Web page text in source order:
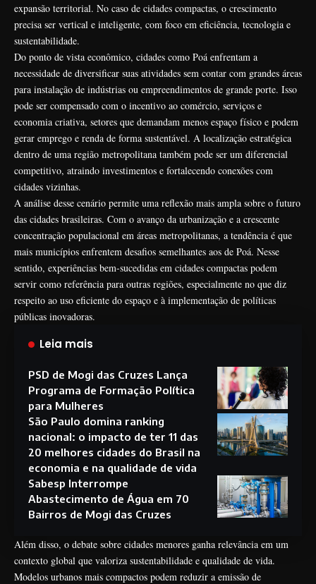
expansão territorial. No caso de cidades compactas, o crescimento
precisa ser vertical e inteligente, com foco em eficiência, tecnologia e
sustentabilidade.
Do ponto de vista econômico, cidades como Poá enfrentam a
necessidade de diversificar suas atividades sem contar com grandes áreas
para instalação de indústrias ou empreendimentos de grande porte. Isso
pode ser compensado com o incentivo ao comércio, serviços e
economia criativa, setores que demandam menos espaço físico e podem
gerar emprego e renda de forma sustentável. A localização estratégica
dentro de uma região metropolitana também pode ser um diferencial
competitivo, atraindo investimentos e fortalecendo conexões com
cidades vizinhas.
A análise desse cenário permite uma reflexão mais ampla sobre o futuro
das cidades brasileiras. Com o avanço da urbanização e a crescente
concentração populacional em áreas metropolitanas, a tendência é que
mais municípios enfrentem desafios semelhantes aos de Poá. Nesse
sentido, experiências bem-sucedidas em cidades compactas podem
servir como referência para outras regiões, especialmente no que diz
respeito ao uso eficiente do espaço e à implementação de políticas
públicas inovadoras.
Leia mais
PSD de Mogi das Cruzes Lança
Programa de Formação Política
para Mulheres
São Paulo domina ranking
nacional: o impacto de ter 11 das
20 melhores cidades do Brasil na
economia e na qualidade de vida
Sabesp Interrompe
Abastecimento de Água em 70
Bairros de Mogi das Cruzes
Além disso, o debate sobre cidades menores ganha relevância em um
contexto global que valoriza sustentabilidade e qualidade de vida.
Modelos urbanos mais compactos podem reduzir a emissão de